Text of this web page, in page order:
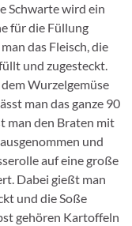
Schwarte wird ein
für die Füllung
das Fleisch, die
und zugesteckt.
Wurzelgemüse
man das ganze 90
man den Braten mit
und
auf eine große
Dabei gießt man
und die Soße
gehören Kartoffeln